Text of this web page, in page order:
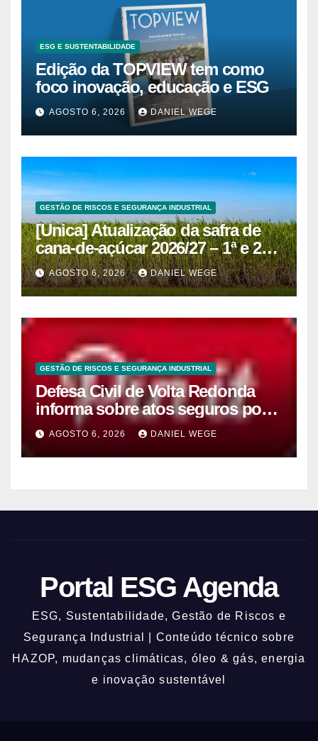
ESG E SUSTENTABILIDADE
Edição da TOPVIEW tem como
foco inovação, educação e ESG
AGOSTO 6, 2026 DANIEL WEGE
GESTÃO DE RISCOS E SEGURANÇA INDUSTRIAL
[Unica] Atualização da safra de
cana-de-açúcar 2026/27 – 1ª e 2ª
quinzenas de junho
AGOSTO 6, 2026 DANIEL WEGE
GESTÃO DE RISCOS E SEGURANÇA INDUSTRIAL
Defesa Civil de Volta Redonda
informa sobre atos seguros por
conta de efeitos meteorológicos
previstos até domingo (9)
AGOSTO 6, 2026 DANIEL WEGE
Portal ESG Agenda
ESG, Sustentabilidade, Gestão de Riscos e
Segurança Industrial | Conteúdo técnico sobre
HAZOP, mudanças climáticas, óleo & gás, energia
e inovação sustentável